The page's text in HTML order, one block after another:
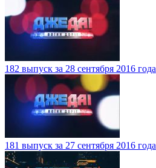
182 выпуск за 28 сентября 2016 года
181 выпуск за 27 сентября 2016 года